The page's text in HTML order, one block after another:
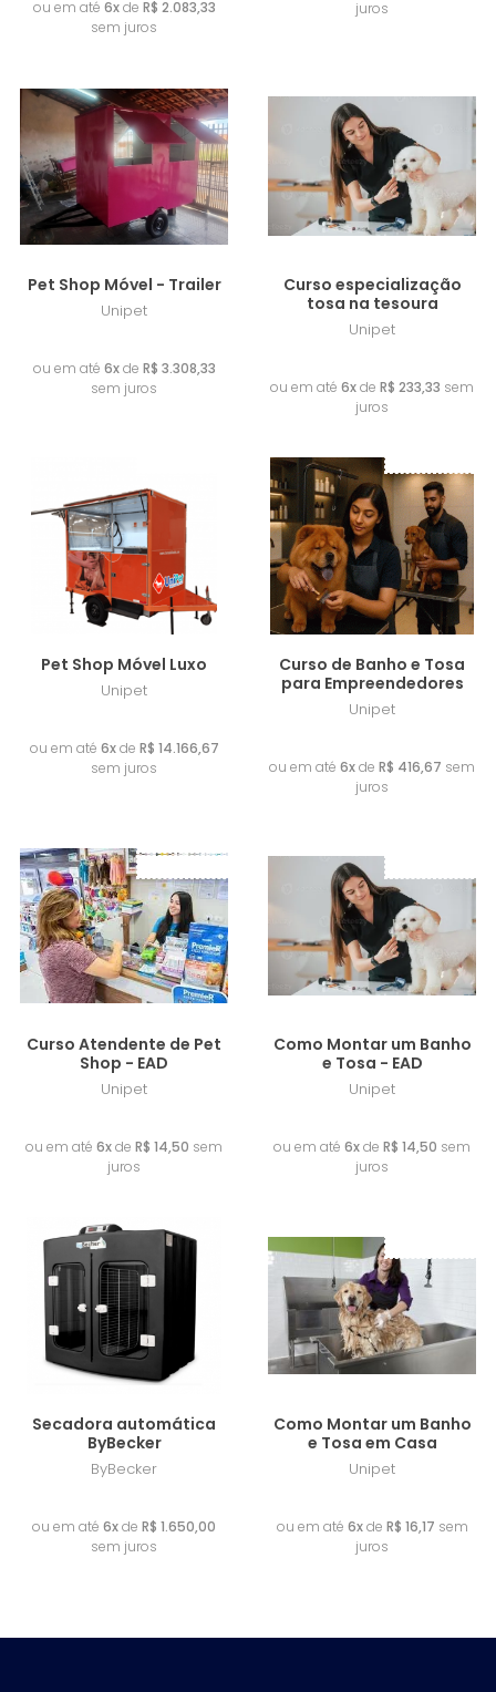
ou em até 6xde R$ 2.083,33
sem juros
juros
Pet Shop Móvel - Trailer
Unipet
ou em até 6xde R$ 3.308,33
sem juros
Curso especialização
tosa na tesoura
Unipet
ou em até 6xde R$ 233,33 sem
juros
Pet Shop Móvel Luxo
Unipet
ou em até 6xde R$ 14.166,67
sem juros
Curso de Banho e Tosa
para Empreendedores
Unipet
ou em até 6xde R$ 416,67 sem
juros
Curso Atendente de Pet
Shop - EAD
Unipet
ou em até 6xde R$ 14,50 sem
juros
Como Montar um Banho
e Tosa - EAD
Unipet
ou em até 6xde R$ 14,50 sem
juros
Secadora automática
ByBecker
ByBecker
ou em até 6xde R$ 1.650,00
sem juros
Como Montar um Banho
e Tosa em Casa
Unipet
ou em até 6xde R$ 16,17 sem
juros